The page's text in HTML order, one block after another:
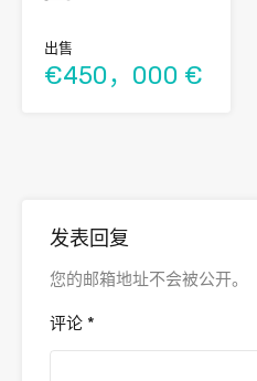
出售
€450，000 €
发表回复
您的邮箱地址不会被公开。
评论 *